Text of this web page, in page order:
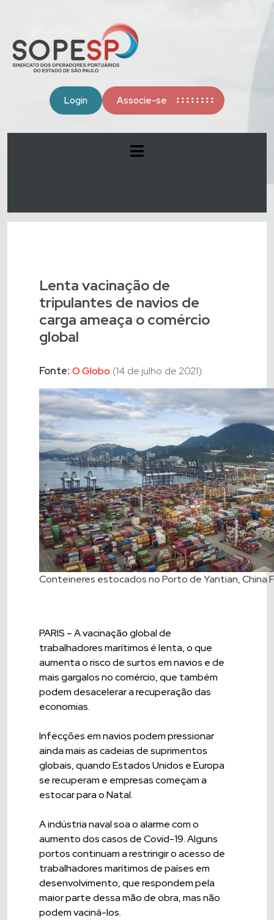
Login Associe-se
Lenta vacinação de
tripulantes de navios de
carga ameaça o comércio
global
Fonte: O Globo (14 de julho de 2021)
Conteineres estocados no Porto de Yantian, China
PARIS – A vacinação global de
trabalhadores marítimos é lenta, o que
aumenta o risco de surtos em navios e de
mais gargalos no comércio, que também
podem desacelerar a recuperação das
economias.
Infecções em navios podem pressionar
ainda mais as cadeias de suprimentos
globais, quando Estados Unidos e Europa
se recuperam e empresas começam a
estocar para o Natal.
A indústria naval soa o alarme com o
aumento dos casos de Covid-19. Alguns
portos continuam a restringir o acesso de
trabalhadores marítimos de países em
desenvolvimento, que respondem pela
maior parte dessa mão de obra, mas não
podem vaciná-los.